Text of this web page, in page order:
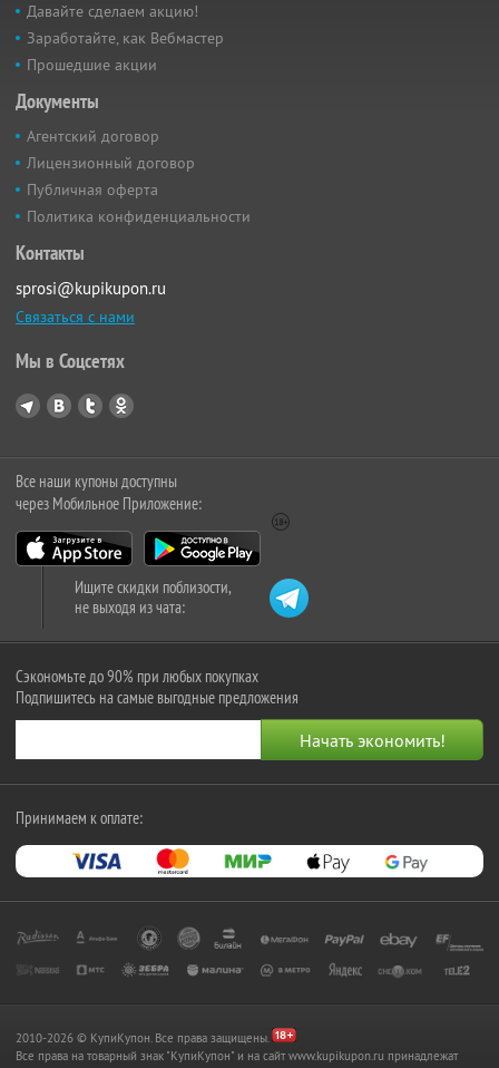
Давайте сделаем акцию!
Заработайте, как Вебмастер
Прошедшие акции
Документы
Агентский договор
Лицензионный договор
Публичная оферта
Политика конфиденциальности
Контакты
sprosi@kupikupon.ru
Связаться с нами
Мы в Соцсетях
Все наши купоны доступны
через Мобильное Приложение:
Ищите скидки поблизости,
не выходя из чата:
Сэкономьте до 90% при любых покупках
Подпишитесь на самые выгодные предложения
Принимаем к оплате:
2010-2026 © КупиКупон. Все права защищены.
Все права на товарный знак "КупиКупон" и на сайт www.kupikupon.ru принадлежат